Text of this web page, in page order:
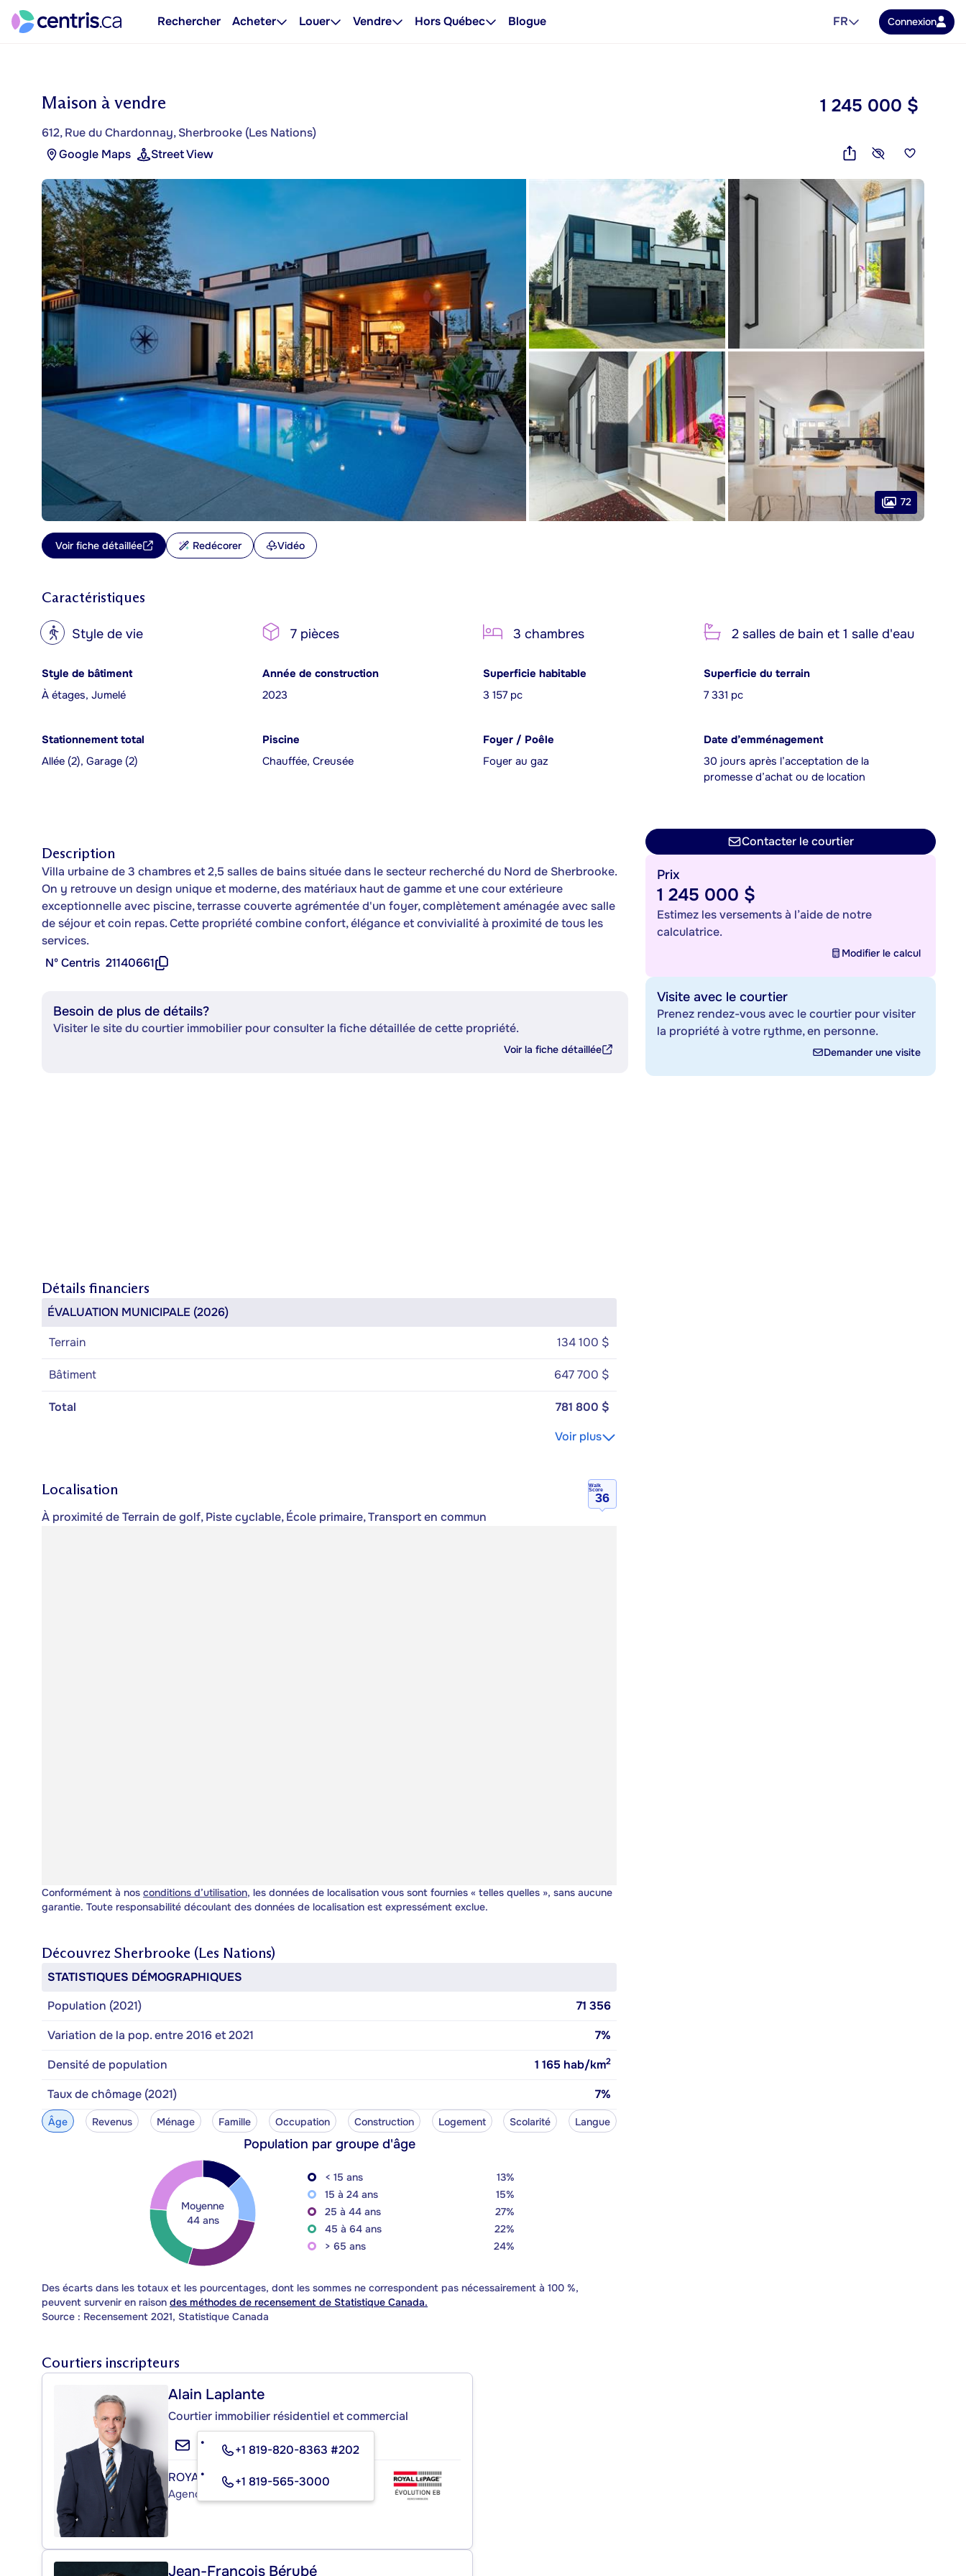
Rechercher Acheter Louer Vendre Hors Québec Blogue FR Connexion
Maison à vendre
612, Rue du Chardonnay, Sherbrooke (Les Nations)
Google Maps
Street View
1 245 000 $
72
Voir fiche détaillée Redécorer Vidéo
Caractéristiques
? Style de vie 7 pièces 3 chambres 2 salles de bain et 1 salle d'eau
Style de bâtiment
À étages, Jumelé
Année de construction
2023
Superficie habitable
3 157 pc
Superficie du terrain
7 331 pc
Stationnement total
Allée (2), Garage (2)
Piscine
Chauffée, Creusée
Foyer / Poêle
Foyer au gaz
Date d’emménagement
30 jours après l’acceptation de la
promesse d’achat ou de location
Description
Villa urbaine de 3 chambres et 2,5 salles de bains située dans le secteur recherché du Nord de Sherbrooke.
On y retrouve un design unique et moderne, des matériaux haut de gamme et une cour extérieure
exceptionnelle avec piscine, terrasse couverte agrémentée d'un foyer, complètement aménagée avec salle
de séjour et coin repas. Cette propriété combine confort, élégance et convivialité à proximité de tous les
services.
Nº Centris 21140661
Besoin de plus de détails?
Visiter le site du courtier immobilier pour consulter la fiche détaillée de cette propriété.
Voir la fiche détaillée
Détails financiers
ÉVALUATION MUNICIPALE (2026)
Terrain
134 100 $
Bâtiment 647 700 $
Total
781 800 $
Voir plus
Localisation
Walk
Score
36
À proximité de Terrain de golf, Piste cyclable, École primaire, Transport en commun
Conformément à nos conditions d’utilisation, les données de localisation vous sont fournies « telles quelles », sans aucune
garantie. Toute responsabilité découlant des données de localisation est expressément exclue.
Découvrez Sherbrooke (Les Nations)
STATISTIQUES DÉMOGRAPHIQUES
Population (2021)
71 356
Variation de la pop. entre 2016 et 2021
7%
Densité de population
1 165 hab/km2
Taux de chômage (2021) 7%
Âge Revenus Ménage Famille Occupation Construction Logement Scolarité Langue
Population par groupe d'âge
Moyenne
44 ans
< 15 ans
13%
15 à 24 ans
15%
25 à 44 ans
27%
45 à 64 ans
22%
> 65 ans
24%
Des écarts dans les totaux et les pourcentages, dont les sommes ne correspondent pas nécessairement à 100 %,
peuvent survenir en raison des méthodes de recensement de Statistique Canada.
Source : Recensement 2021, Statistique Canada
Courtiers inscripteurs
Alain Laplante
Courtier immobilier résidentiel et commercial
+1 819-820-8363 #202
+1 819-565-3000
ROYAL LEPAGE ÉVOLUTION EB
Agence immobilière
Jean-François Bérubé
Contacter le courtier
Prix
1 245 000 $
Estimez les versements à l’aide de notre
calculatrice.
Modifier le calcul
Visite avec le courtier
Prenez rendez-vous avec le courtier pour visiter
la propriété à votre rythme, en personne.
Demander une visite